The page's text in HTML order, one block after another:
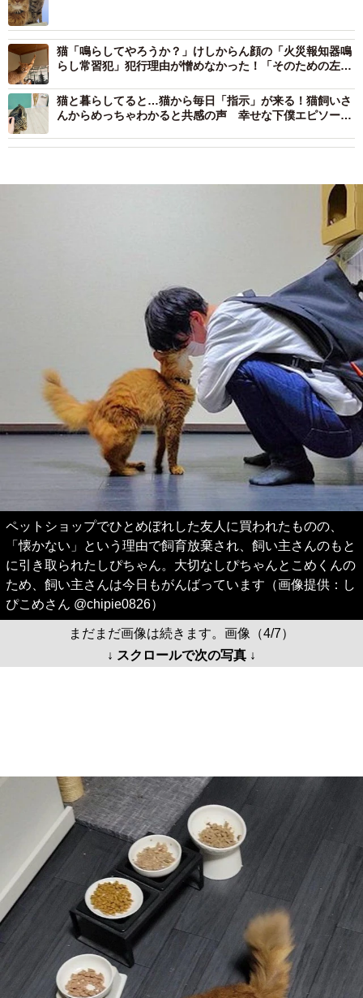
猫「鳴らしてやろうか？」けしからん顔の「火災報知器鳴
らし常習犯」犯行理由が憎めなかった！「そのための左
猫と暮らしてると…猫から毎日「指示」が来る！猫飼いさ
んからめっちゃわかると共感の声 幸せな下僕エピソード
ペットショップでひとめぼれした友人に買われたものの、
「懐かない」という理由で飼育放棄され、飼い主さんのもと
に引き取られたしぴちゃん。大切なしぴちゃんとこめくんの
ため、飼い主さんは今日もがんばっています（画像提供：し
ぴこめさん @chipie0826）
まだまだ画像は続きます。画像（4/7）
↓ スクロールで次の写真 ↓